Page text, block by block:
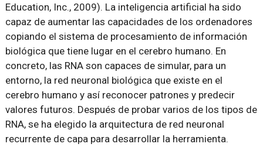
Education, Inc., 2009). La inteligencia artificial ha sido
capaz de aumentar las capacidades de los ordenadores
copiando el sistema de procesamiento de información
biológica que tiene lugar en el cerebro humano. En
concreto, las RNA son capaces de simular, para un
entorno, la red neuronal biológica que existe en el
cerebro humano y así reconocer patrones y predecir
valores futuros. Después de probar varios de los tipos de
RNA, se ha elegido la arquitectura de red neuronal
recurrente de capa para desarrollar la herramienta.